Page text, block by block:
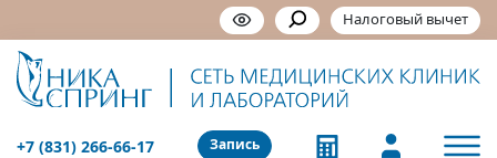
Налоговый вычет
Запись
+7 (831) 266-66-17